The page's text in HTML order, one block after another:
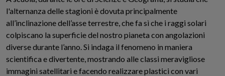
l'alternanza delle stagioni è dovuta principalmente
all’inclinazione dell’asse terrestre, che fa sì che i raggi solari
colpiscano la superficie del nostro pianeta con angolazioni
diverse durante l’anno. Si indaga il fenomeno in maniera
scientifica e divertente, mostrando alle classi meravigliose
immagini satellitari e facendo realizzare plastici con vari